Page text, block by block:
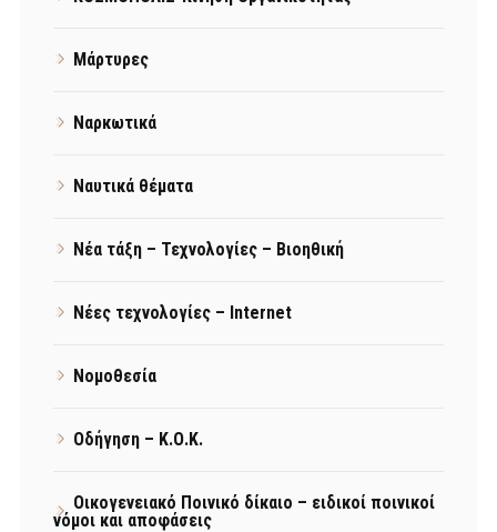
Μάρτυρες
Ναρκωτικά
Ναυτικά θέματα
Νέα τάξη – Τεχνολογίες – Βιοηθική
Νέες τεχνολογίες – Internet
Νομοθεσία
Οδήγηση – Κ.Ο.Κ.
Οικογενειακό Ποινικό δίκαιο – ειδικοί ποινικοί
νόμοι και αποφάσεις